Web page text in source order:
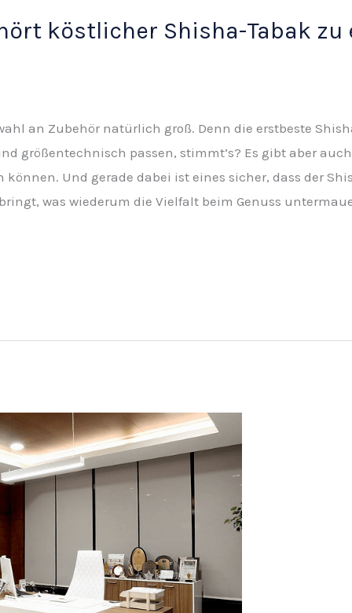
köstlicher Shisha-Tabak
an Zubehör natürlich groß. Denn die erstbeste
größentechnisch passen, stimmt’s? Es gibt aber
können. Und gerade dabei ist eines sicher, dass der
was wiederum die Vielfalt beim Genuss